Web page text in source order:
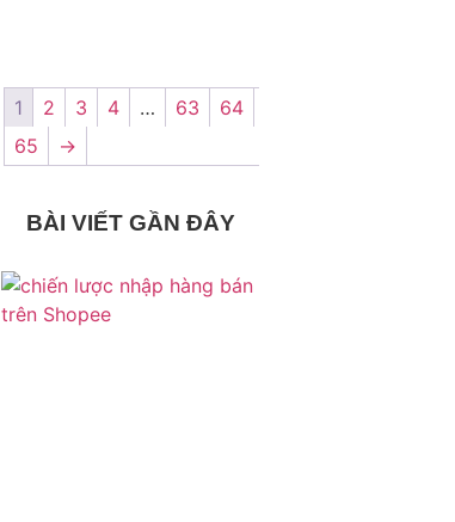
1 2 3 4 … 63
64
65
→
BÀI VIẾT GẦN ĐÂY